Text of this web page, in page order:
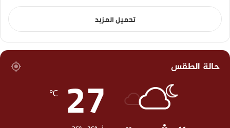
تحميل المزيد
حالة الطقس 27
℃